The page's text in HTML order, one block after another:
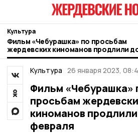
Культура
Фильм «Чебурашка» по просьбам
жердевских киноманов продлили
февраля
Культура 26 января 2023,
Фильм «Чебурашка»
просьбам
киноманов продлили
февраля